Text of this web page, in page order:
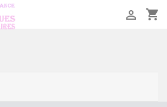
shopping_cart
